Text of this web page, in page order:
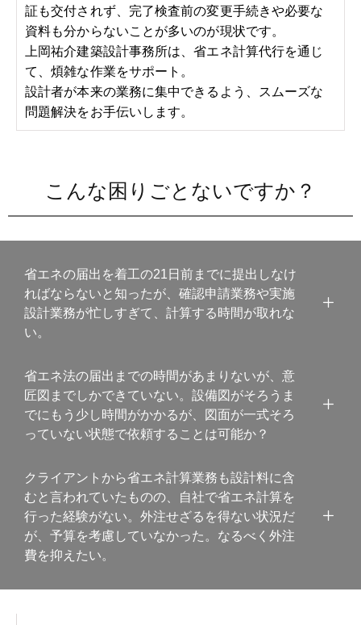
証も交付されず、完了検査前の変更手続きや必要な
資料も分からないことが多いのが現状です。
上岡祐介建築設計事務所は、省エネ計算代行を通じ
て、煩雑な作業をサポート。
設計者が本来の業務に集中できるよう、スムーズな
問題解決をお手伝いします。
こんな困りごとないですか？
省エネの届出を着工の21日前までに提出しなけ
ればならないと知ったが、確認申請業務や実施
設計業務が忙しすぎて、計算する時間が取れな
い。
省エネ法の届出までの時間があまりないが、意
匠図までしかできていない。設備図がそろうま
でにもう少し時間がかかるが、図面が一式そろ
っていない状態で依頼することは可能か？
クライアントから省エネ計算業務も設計料に含
むと言われていたものの、自社で省エネ計算を
行った経験がない。外注せざるを得ない状況だ
が、予算を考慮していなかった。なるべく外注
費を抑えたい。